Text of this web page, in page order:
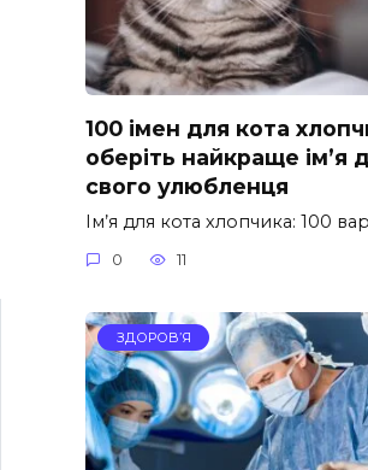
100 імен для кота
оберіть найкраще ім’я
свого улюбленця
Ім’я для кота хлопчика: 100
0 11
ЗДОРОВ’Я